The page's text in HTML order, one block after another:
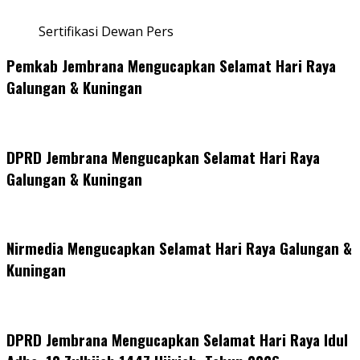
Sertifikasi Dewan Pers
Pemkab Jembrana Mengucapkan Selamat Hari Raya
Galungan & Kuningan
DPRD Jembrana Mengucapkan Selamat Hari Raya
Galungan & Kuningan
Nirmedia Mengucapkan Selamat Hari Raya Galungan &
Kuningan
DPRD Jembrana Mengucapkan Selamat Hari Raya Idul